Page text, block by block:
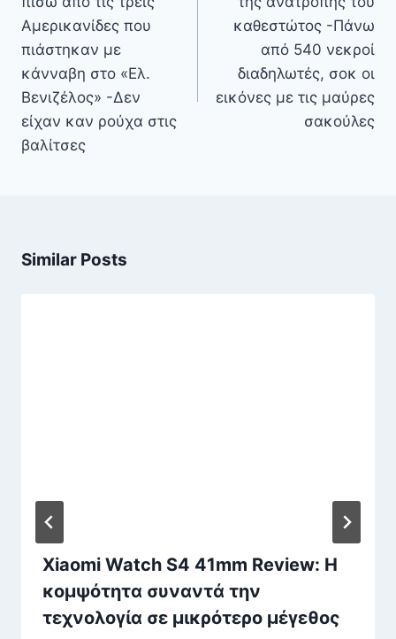
Αμερικανίδες που
πιάστηκαν με
κάνναβη στο «Ελ.
Βενιζέλος» -Δεν
είχαν καν ρούχα στις
βαλίτσες
καθεστώτος -Πάνω
από 540 νεκροί
διαδηλωτές, σοκ οι
εικόνες με τις μαύρες
σακούλες
Similar Posts
Xiaomi Watch S4 41mm Review: Η
κομψότητα συναντά την
τεχνολογία σε μικρότερο μέγεθος